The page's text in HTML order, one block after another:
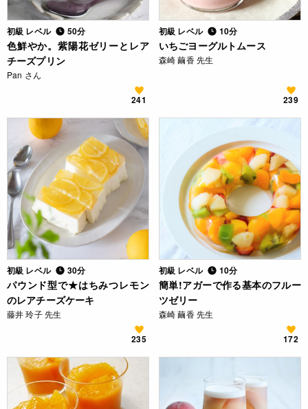
初級 レベル 50分
色鮮やか。紫陽花ゼリーとレア
チーズプリン
Pan さん
241
初級 レベル 10分
いちごヨーグルトムース
森崎 繭香 先生
239
初級 レベル 30分
パウンド型で★はちみつレモン
のレアチーズケーキ
藤井 玲子 先生
235
初級 レベル 10分
簡単!アガーで作る基本のフルー
ツゼリー
森崎 繭香 先生
172